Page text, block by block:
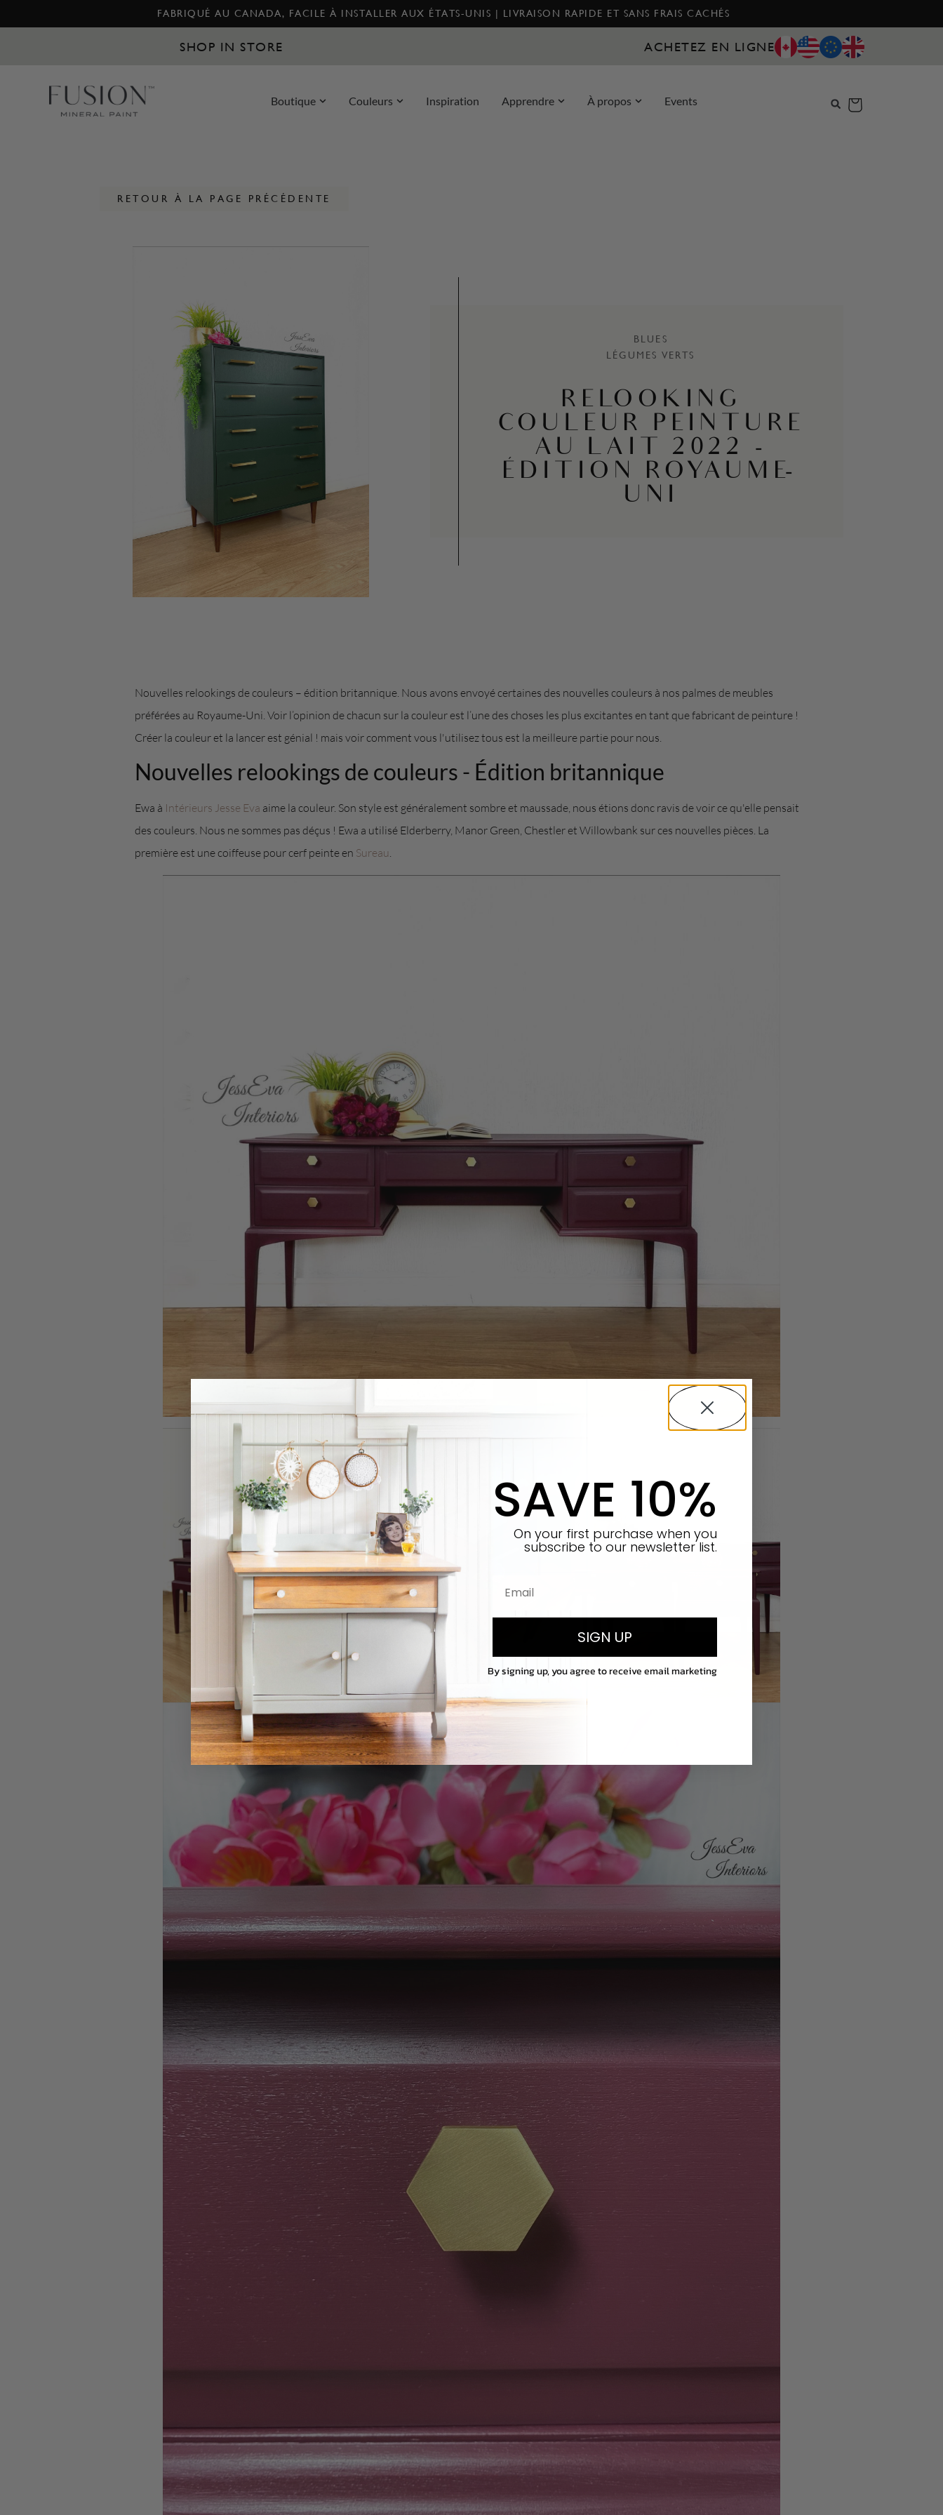
FABRIQUÉ AU CANADA, FACILE À INSTALLER AUX ÉTATS-UNIS | LIVRAISON RAPIDE ET SANS FRAIS CACHÉS
SHOP IN STORE ACHETEZ EN LIGNE
Boutique Couleurs Inspiration Apprendre À propos Events
RETOUR À LA PAGE PRÉCÉDENTE
BLUES
LÉGUMES VERTS
RELOOKING
COULEUR PEINTURE
AU LAIT 2022 -
ÉDITION ROYAUME-
UNI
Nouvelles relookings de couleurs – édition britannique. Nous avons envoyé certaines des nouvelles couleurs à nos palmes de meubles
préférées au Royaume-Uni. Voir l’opinion de chacun sur la couleur est l’une des choses les plus excitantes en tant que fabricant de peinture !
Créer la couleur et la lancer est génial ! mais voir comment vous l'utilisez tous est la meilleure partie pour nous.
Nouvelles relookings de couleurs - Édition britannique
Ewa à Intérieurs Jesse Eva aime la couleur. Son style est généralement sombre et maussade, nous étions donc ravis de voir ce qu'elle pensait
des couleurs. Nous ne sommes pas déçus ! Ewa a utilisé Elderberry, Manor Green, Chestler et Willowbank sur ces nouvelles pièces. La
première est une coiffeuse pour cerf peinte en Sureau
SAVE 10%
On your first purchase when you
subscribe to our newsletter list.
SIGN UP
By signing up, you agree to receive email marketing